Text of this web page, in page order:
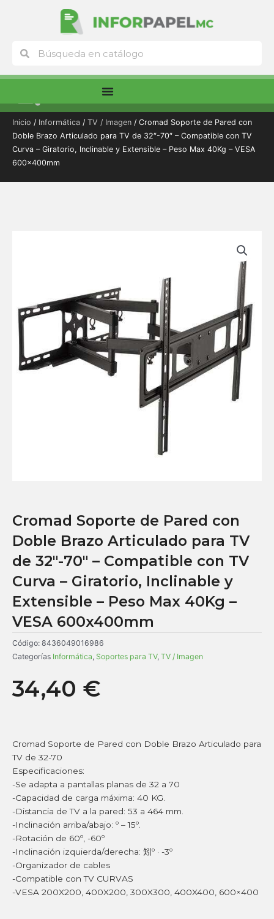
Buscar
Inicio / Informática / TV / Imagen / Cromad Soporte de Pared con
Doble Brazo Articulado para TV de 32″-70″ – Compatible con TV
Curva – Giratorio, Inclinable y Extensible – Peso Max 40Kg – VESA
600x400mm
Cromad Soporte de Pared con
Doble Brazo Articulado para TV
de 32″-70″ – Compatible con TV
Curva – Giratorio, Inclinable y
Extensible – Peso Max 40Kg –
VESA 600x400mm
Código: 8436049016986
Categorías Informática, Soportes para TV, TV / Imagen
34,40 €
Cromad Soporte de Pared con Doble Brazo Articulado para
TV de 32-70
Especificaciones:
-Se adapta a pantallas planas de 32 a 70
-Capacidad de carga máxima: 40 KG.
-Distancia de TV a la pared: 53 a 464 mm.
-Inclinación arriba/abajo: º – 15º.
-Rotación de 60º, -60º
-Inclinación izquierda/derecha: 矧º · -3º
-Organizador de cables
-Compatible con TV CURVAS
-VESA 200X200, 400X200, 300X300, 400X400, 600×400